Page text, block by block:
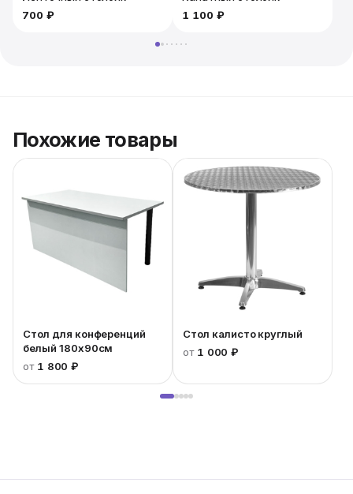
700 ₽
1 100 ₽
Похожие товары
Стол для конференций
белый 180x90см
от 1 800 ₽
Стол калисто круглый
от 1 000 ₽